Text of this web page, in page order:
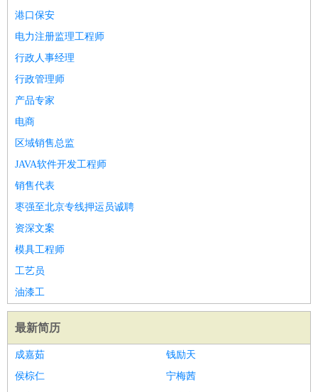
港口保安
电力注册监理工程师
行政人事经理
行政管理师
产品专家
电商
区域销售总监
JAVA软件开发工程师
销售代表
枣强至北京专线押运员诚聘
资深文案
模具工程师
工艺员
油漆工
最新简历
成嘉茹
钱励天
侯棕仁
宁梅茜